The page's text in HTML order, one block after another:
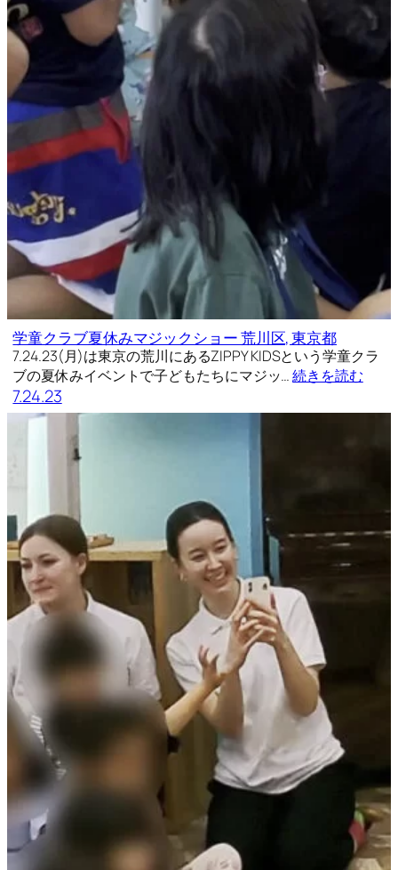
学童クラブ夏休みマジックショー 荒川区, 東京都
7.24.23(月)は東京の荒川にあるZIPPY KIDSという学童クラ
ブの夏休みイベントで子どもたちにマジッ…続きを読む
7.24.23